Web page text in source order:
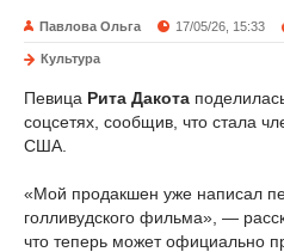
Павлова Ольга 17/05/26, 15:33
Культура
Певица Рита Дакота
соцсетях, сообщив, что стала
США.
«Мой продакшен уже написал
голливудского фильма», —
что теперь может официально